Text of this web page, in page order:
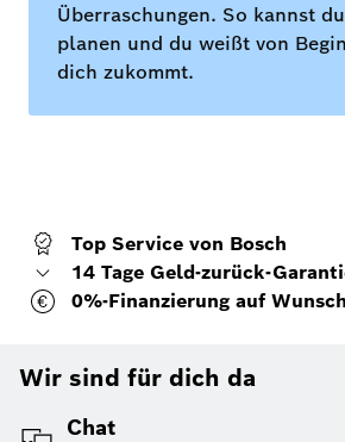
Überraschungen. So kannst
planen und du weißt von
dich zukommt.
Top Service von Bosch
14 Tage Geld-zurück-
0%-Finanzierung auf Wunsch
Wir sind für dich da
Chat